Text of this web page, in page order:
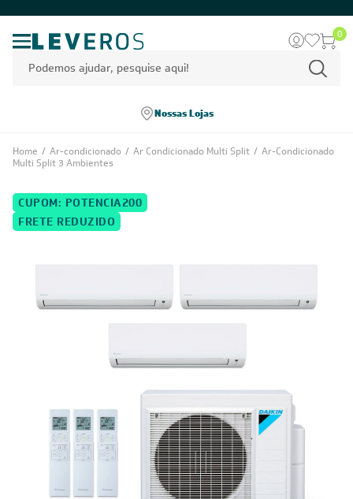
0
Nossas Lojas
Home / Ar-condicionado / Ar Condicionado Multi Split / Ar-Condicionado
Multi Split 3 Ambientes
CUPOM: POTENCIA200
FRETE REDUZIDO